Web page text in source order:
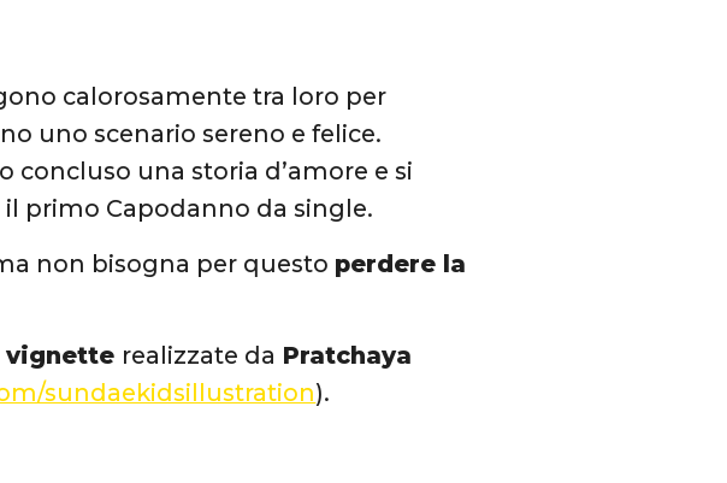
calorosamente tra loro per
uno scenario sereno e felice.
concluso una storia d’amore e si
primo Capodanno da single.
non bisogna per questo perdere la
vignette realizzate da Pratchaya
sundaekidsillustration).